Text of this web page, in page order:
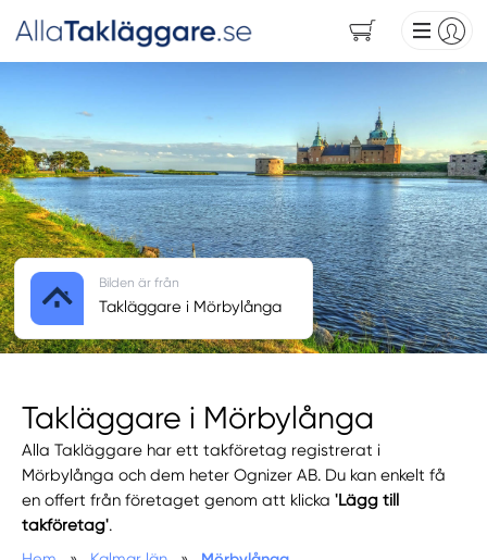
Takläggare i Mörbylånga
Alla Takläggare har ett takföretag registrerat i
Mörbylånga och dem heter Ognizer AB. Du kan enkelt få
en offert från företaget genom att klicka'Lägg till
takföretag'.
Bilden är från
Takläggare i Mörbylånga